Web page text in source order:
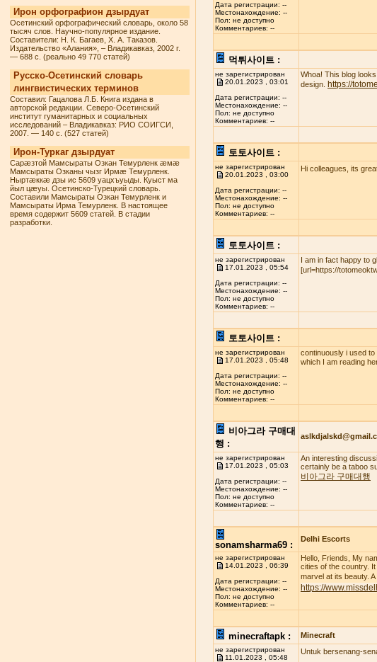
Ирон орфографион дзырдуат
Осетинский орфографический словарь, около 58
тысяч слов. Научно-популярное издание.
Составители: Н. К. Багаев, Х. А. Таказов.
Издательство «Алания», – Владикавказ, 2002 г.
— 688 с. (реально 49 770 статей)
Русско-Осетинский словарь
лингвистических терминов
Составил: Гацалова Л.Б. Книга издана в
авторской редакции. Северо-Осетинский
институт гуманитарных и социальных
исследований – Владикавказ: РИО СОИГСИ,
2007. — 140 с. (527 статей)
Ирон-Туркаг дзырдуат
Сарæзтой Мамсыраты Озкан Темурленк æмæ
Мамсыраты Озканы чызг Ирмæ Темурленк.
Ныртæккæ дзы ис 5609 уацхъуыды. Куыст ма
йыл цæуы. Осетинско-Турецкий словарь.
Составили Мамсыраты Озкан Темурленк и
Мамсыраты Ирма Темурленк. В настоящее
время содержит 5609 статей. В стадии
разработки.
Дата регистрации: --
Местонахождение: --
Пол: не доступно
Комментариев: --
먹튀사이트 :
не зарегистрирован
20.01.2023 , 03:01
Дата регистрации: --
Местонахождение: --
Пол: не доступно
Комментариев: --
Whoa! This blog
design.
https://
토토사이트 :
не зарегистрирован
20.01.2023 , 03:00
Дата регистрации: --
Местонахождение: --
Пол: не доступно
Комментариев: --
Hi colleagues, its
토토사이트 :
не зарегистрирован
17.01.2023 , 05:54
Дата регистрации: --
Местонахождение: --
Пол: не доступно
Комментариев: --
I am in fact һaрpy to
[url=https://
토토사이트 :
не зарегистрирован
17.01.2023 , 05:48
Дата регистрации: --
Местонахождение: --
Пол: не доступно
Комментариев: --
continuously i used
which I am reading
비아그라 구매대
행 :
не зарегистрирован
17.01.2023 , 05:03
Дата регистрации: --
Местонахождение: --
Пол: не доступно
Комментариев: --
An interesting
certainly be a taboo
비아그라 구매대행
sonamsharma69 :
Delhi Escorts
не зарегистрирован
14.01.2023 , 06:39
Дата регистрации: --
Местонахождение: --
Пол: не доступно
Комментариев: --
Hello, Friends, My
cities of the country.
marvel at its beauty.
https://
minecraftapk : Minecraft
не зарегистрирован
11.01.2023 , 05:48
Untuk bersenang-